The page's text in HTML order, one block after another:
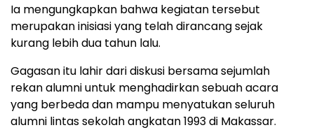
Ia mengungkapkan bahwa kegiatan tersebut
merupakan inisiasi yang telah dirancang sejak
kurang lebih dua tahun lalu.
Gagasan itu lahir dari diskusi bersama sejumlah
rekan alumni untuk menghadirkan sebuah acara
yang berbeda dan mampu menyatukan seluruh
alumni lintas sekolah angkatan 1993 di Makassar.